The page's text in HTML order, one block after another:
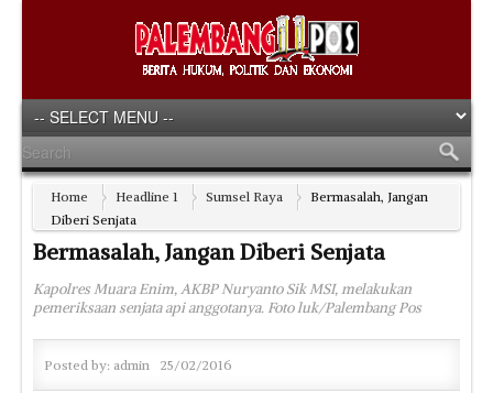
Home Headline 1 Sumsel Raya
Bermasalah, Jangan
Diberi Senjata
Bermasalah, Jangan Diberi Senjata
Kapolres Muara Enim, AKBP Nuryanto Sik MSI, melakukan
pemeriksaan senjata api anggotanya. Foto luk/Palembang Pos
Posted by: admin 25/02/2016